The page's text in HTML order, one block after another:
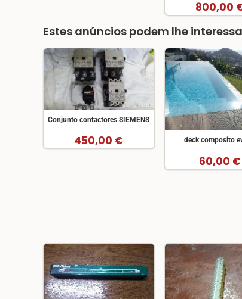
800,00
Estes anúncios podem lhe
Conjunto contactores SIEMENS
450,00 € deck composito
60,00 €